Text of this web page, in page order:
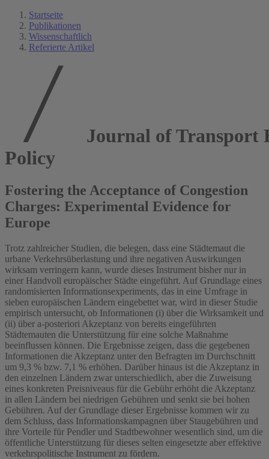
Startseite
Publikationen
Wissenschaftlich
Referierte Artikel
Journal of Transport
Policy
Fostering the Acceptance of Congestion
Charges: Experimental Evidence for
Europe
Trotz zahlreicher Studien, die belegen, dass eine Städtemaut die
urbane Verkehrsüberlastung und ihre negativen Auswirkungen
wirksam verringern kann, wurde dieses Instrument bisher nur in
einer Handvoll europäischer Städte eingeführt. Auf Grundlage eines
randomisierten Informationsexperiments, das in eine Umfrage in
sieben europäischen Ländern eingebettet war, wird in dieser Studie
empirisch untersucht, ob Informationen (i) über die Wirksamkeit und
(ii) über a-posteriori Akzeptanz von bereits eingeführten
Städtemauten die Unterstützung für eine solche Maßnahme
beeinflussen können. Die Ergebnisse zeigen, dass die gegebenen
Informationen die Akzeptanz unter den Befragten im Durchschnitt
um 9,3 % bzw. 7,1 % erhöhen. Darüber hinaus ist die Akzeptanz in
den einzelnen Ländern zwar unterschiedlich, aber die Zuweisung
eines konkreten Preisniveaus für die Gebühr erhöht die Akzeptanz
in allen Ländern bei niedrigen Gebühren und senkt sie bei hohen
Gebühren. Auf der Grundlage dieser Ergebnisse kommen wir zu
dem Schluss, dass Informationskampagnen über Staugebühren und
ihre Vorteile für Pendler und Stadtbewohner wesentlich sind, um die
öffentliche Unterstützung für dieses selten eingesetzte aber effektive
verkehrspolitische Instrument zu fördern.